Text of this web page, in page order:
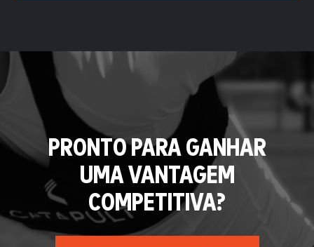
PRONTO PARA GANHAR
UMA VANTAGEM
COMPETITIVA?